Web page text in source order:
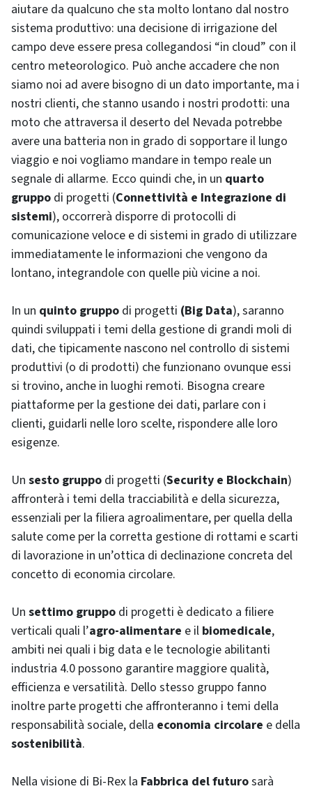
aiutare da qualcuno che sta molto lontano dal nostro
sistema produttivo: una decisione di irrigazione del
campo deve essere presa collegandosi “in cloud” con il
centro meteorologico. Può anche accadere che non
siamo noi ad avere bisogno di un dato importante, ma i
nostri clienti, che stanno usando i nostri prodotti: una
moto che attraversa il deserto del Nevada potrebbe
avere una batteria non in grado di sopportare il lungo
viaggio e noi vogliamo mandare in tempo reale un
segnale di allarme. Ecco quindi che, in un quarto
gruppo di progetti (Connettività e Integrazione di
sistemi), occorrerà disporre di protocolli di
comunicazione veloce e di sistemi in grado di utilizzare
immediatamente le informazioni che vengono da
lontano, integrandole con quelle più vicine a noi.
In un quinto gruppo di progetti (Big Data), saranno
quindi sviluppati i temi della gestione di grandi moli di
dati, che tipicamente nascono nel controllo di sistemi
produttivi (o di prodotti) che funzionano ovunque essi
si trovino, anche in luoghi remoti. Bisogna creare
piattaforme per la gestione dei dati, parlare con i
clienti, guidarli nelle loro scelte, rispondere alle loro
esigenze.
Un sesto gruppo di progetti (Security e Blockchain)
affronterà i temi della tracciabilità e della sicurezza,
essenziali per la filiera agroalimentare, per quella della
salute come per la corretta gestione di rottami e scarti
di lavorazione in un’ottica di declinazione concreta del
concetto di economia circolare.
Un settimo gruppo di progetti è dedicato a filiere
verticali quali l’agro-alimentare e il biomedicale,
ambiti nei quali i big data e le tecnologie abilitanti
industria 4.0 possono garantire maggiore qualità,
efficienza e versatilità. Dello stesso gruppo fanno
inoltre parte progetti che affronteranno i temi della
responsabilità sociale, della economia circolare e della
sostenibilità.
Nella visione di Bi-Rex la Fabbrica del futurosarà